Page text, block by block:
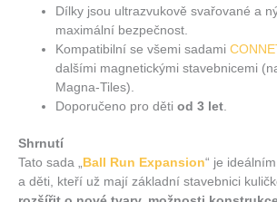
Dílky jsou ultrazvukově svařované a
maximální bezpečnost.
Kompatibilní se všemi sadami
dalšími magnetickými stavebnicemi
Magna‑Tiles).
Doporučeno pro dětiod 3 let
Shrnutí
Tato sada „ Ball Run Expansion“ je
a děti, kteří už mají základní stavebnici